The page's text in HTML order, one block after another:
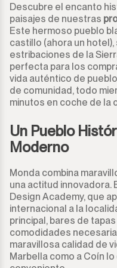
Descubre el encanto
paisajes de nuestras
Este hermoso pueblo
castillo (ahora un
estribaciones de la
perfecta para los
vida auténtico de
de comunidad, todo
minutos en coche de la
Un Pueblo
Moderno
Monda combina
una actitud innovadora.
Design Academy, que
internacional a la
principal, bares de
comodidades
maravillosa calidad de
Marbella como a Coín